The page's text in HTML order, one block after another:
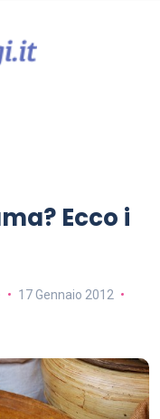
Ecco i
17 Gennaio 2012